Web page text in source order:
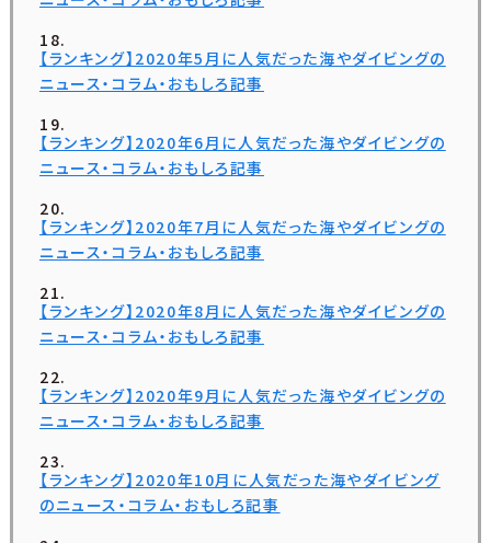
【ランキング】2020年5月に人気だった海やダイビングの
ニュース・コラム・おもしろ記事
【ランキング】2020年6月に人気だった海やダイビングの
ニュース・コラム・おもしろ記事
【ランキング】2020年7月に人気だった海やダイビングの
ニュース・コラム・おもしろ記事
【ランキング】2020年8月に人気だった海やダイビングの
ニュース・コラム・おもしろ記事
【ランキング】2020年9月に人気だった海やダイビングの
ニュース・コラム・おもしろ記事
【ランキング】2020年10月に人気だった海やダイビング
のニュース・コラム・おもしろ記事